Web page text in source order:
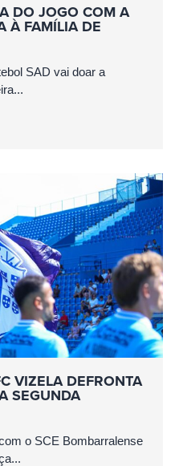
DO JOGO COM A
À FAMÍLIA DE
SAD vai doar a
VIZELA DEFRONTA
SEGUNDA
o SCE Bombarralense